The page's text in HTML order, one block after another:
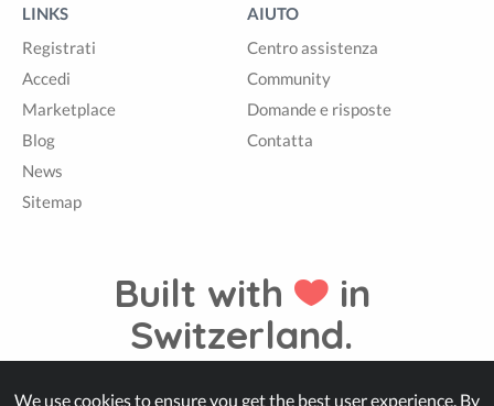
LINKS
Registrati
Accedi
Marketplace
Blog
News
Sitemap
AIUTO
Centro assistenza
Community
Domande e risposte
Contatta
Built with
in
Switzerland.
© Zappter
We use cookies to ensure you get the best user experience. By